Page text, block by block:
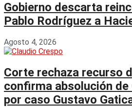
Gobierno descarta
Pablo Rodríguez a
Agosto 4, 2026
Corte rechaza recurso
confirma absolución de
por caso Gustavo